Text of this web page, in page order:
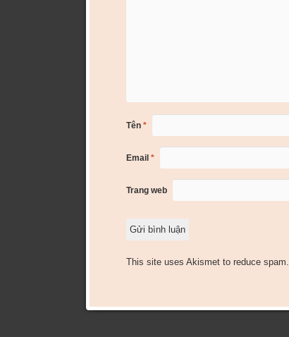
Tên *
Email *
Trang web
This site uses Akismet to reduce spam.